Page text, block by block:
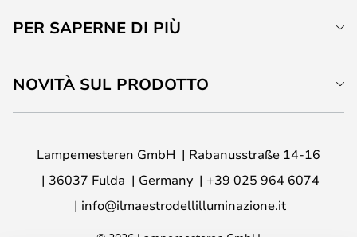
PER SAPERNE DI PIÙ
NOVITÀ SUL PRODOTTO
Lampemesteren GmbH
Rabanusstraße 14-16
36037 Fulda
Germany
+39 025 964 6074
info@ilmaestrodellilluminazione.it